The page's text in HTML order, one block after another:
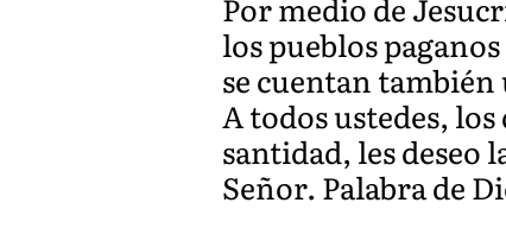
los pueblos
se cuentan también
A todos ustedes,
santidad, les deseo
Señor. Palabra de